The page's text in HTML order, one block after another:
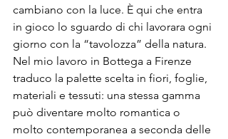
cambiano con la luce. È qui che entra
in gioco lo sguardo di chi lavorara ogni
giorno con la “tavolozza” della natura.
Nel mio lavoro in Bottega a Firenze
traduco la palette scelta in fiori, foglie,
materiali e tessuti: una stessa gamma
può diventare molto romantica o
molto contemporanea a seconda delle